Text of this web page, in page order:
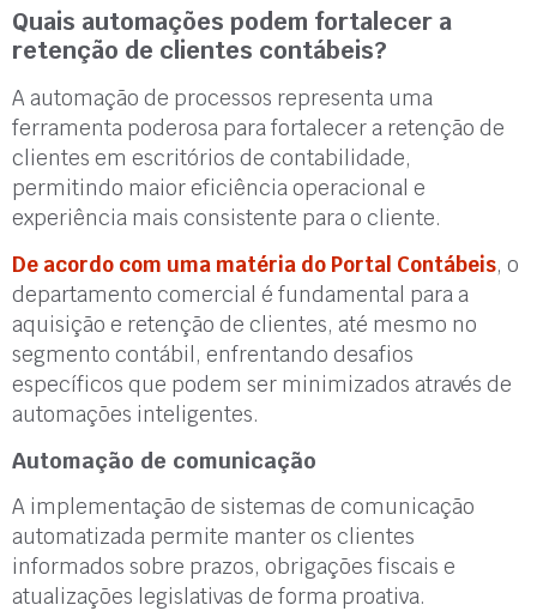
Quais automações podem fortalecer a
retenção de clientes contábeis?
A automação de processos representa uma
ferramenta poderosa para fortalecer a retenção de
clientes em escritórios de contabilidade,
permitindo maior eficiência operacional e
experiência mais consistente para o cliente.
De acordo com uma matéria do Portal Contábeis, o
departamento comercial é fundamental para a
aquisição e retenção de clientes, até mesmo no
segmento contábil, enfrentando desafios
específicos que podem ser minimizados através de
automações inteligentes.
Automação de comunicação
A implementação de sistemas de comunicação
automatizada permite manter os clientes
informados sobre prazos, obrigações fiscais e
atualizações legislativas de forma proativa.